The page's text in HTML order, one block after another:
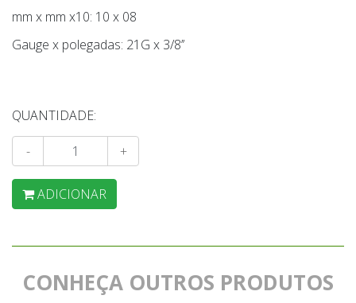
mm x mm x10: 10 x 08
Gauge x polegadas: 21G x 3/8’’
QUANTIDADE:
- +
ADICIONAR
CONHEÇA OUTROS PRODUTOS